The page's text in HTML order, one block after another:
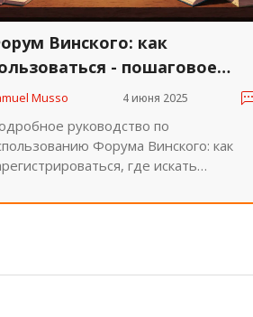
Винского: как
- пошаговое
для новичков
Musso 4 июня 2025
руководство по
Форума Винского: как
где искать
избежать ошибок новичков. Всё, что